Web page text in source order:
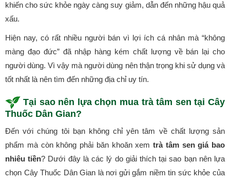
khiến cho sức khỏe ngày càng suy giảm, dẫn đến những hậu quả
xấu.
Hiện nay, có rất nhiều người bán vì lợi ích cá nhân mà “không
màng đạo đức” đã nhập hàng kém chất lượng về bán lại cho
người dùng. Vì vậy mà người dùng nên thận trọng khi sử dụng và
tốt nhất là nên tìm đến những địa chỉ uy tín.
Tại sao nên lựa chọn mua trà tâm sen tại Cây
Thuốc Dân Gian?
Đến với chúng tôi bạn không chỉ yên tâm về chất lượng sản
phẩm mà còn không phải băn khoăn xem trà tâm sen giá bao
nhiêu tiền? Dưới đây là các lý do giải thích tại sao bạn nên lựa
chọn Cây Thuốc Dân Gian là nơi gửi gắm niềm tin sức khỏe của